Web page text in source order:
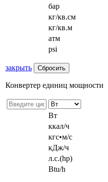
бар
кг/кв.см
кг/кв.м
атм
psi
закрыть
Конвертер единиц мощности
Вт
ккал/ч
кгс•м/с
кДж/ч
л.с.(hp)
Btu/h